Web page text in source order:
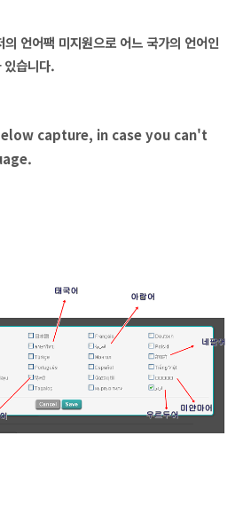
언어팩 미지원으로 어느 국가의 언어인
있습니다.
capture, in case you can't